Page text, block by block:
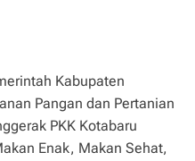
Kabupaten
Pangan dan Pertanian
PKK Kotabaru
Enak, Makan Sehat,